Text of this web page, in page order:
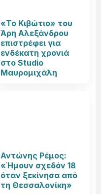
«Το Κιβώτιο» του
Άρη Αλεξάνδρου
επιστρέφει για
ενδέκατη χρονιά
στο Studio
Μαυρομιχάλη
Αντώνης Ρέμος:
«Ήμουν σχεδόν 18
όταν ξεκίνησα από
τη Θεσσαλονίκη»